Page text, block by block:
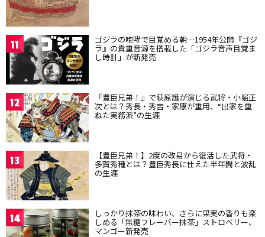
11 ゴジラの咆哮で目覚める朝…1954年公開『ゴジ
ラ』の貴重音源を搭載した「ゴジラ音声目覚ま
し時計」が新発売
12 『豊臣兄弟！』で萩原護が演じる武将・小堀正
次とは？秀長・秀吉・家康が重用、“出家を重
ねた実務派”の生涯
13 【豊臣兄弟！】2度の改易から復活した武将・
多賀秀種とは？豊臣秀長に仕えた半年間と波乱
の生涯
14 しっかり抹茶の味わい、さらに果実の香りも楽
しめる「無糖フレーバー抹茶」ストロベリー、
マンゴー新発売